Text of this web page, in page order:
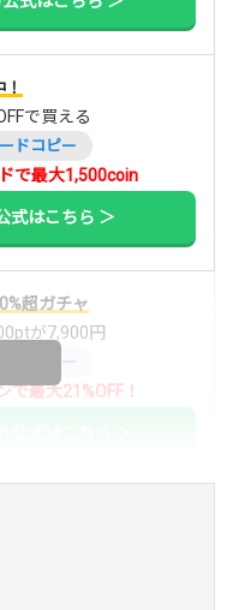
で買える
ドコピー
で最大1,500coin
式はこちら ＞
超ガチャ
が7,900円
ドコピー
最大21%OFF！
解禁